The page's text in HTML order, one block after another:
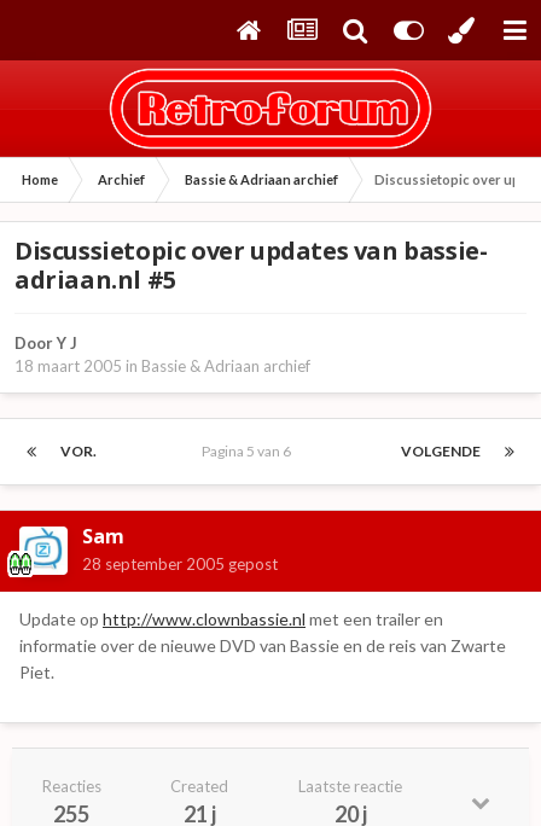
Home Archief Bassie & Adriaan archief Discussietopic over
Discussietopic over updates van bassie-
adriaan.nl #5
DoorY J
18 maart 2005 in Bassie & Adriaan archief
VOR. VOLGENDE
Pagina 5 van 6
Sam
28 september 2005 gepost
Update op http://www.clownbassie.nl met een trailer en
informatie over de nieuwe DVD van Bassie en de reis van Zwarte
Piet.
Reacties
255
Created
21 j
Laatste reactie
20 j